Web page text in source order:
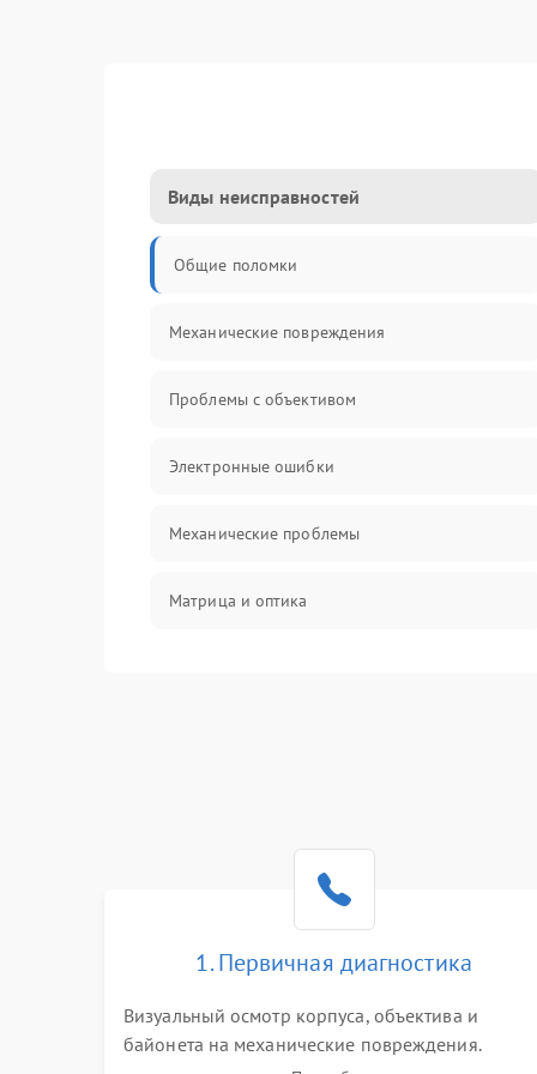
Виды неисправностей
Общие поломки
Механические повреждения
Проблемы с объективом
Электронные ошибки
Механические проблемы
Матрица и оптика
Коммуникации и интерфейсы
1. Первичная диагностика
Визуальный осмотр корпуса, объектива и
байонета на механические повреждения.